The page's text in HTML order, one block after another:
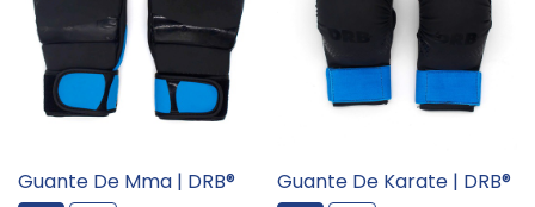
Guante De Mma | DRB®
Guante De Karate | DRB®